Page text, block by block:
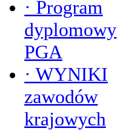
· Program
dyplomowy
PGA
· WYNIKI
zawodów
krajowych